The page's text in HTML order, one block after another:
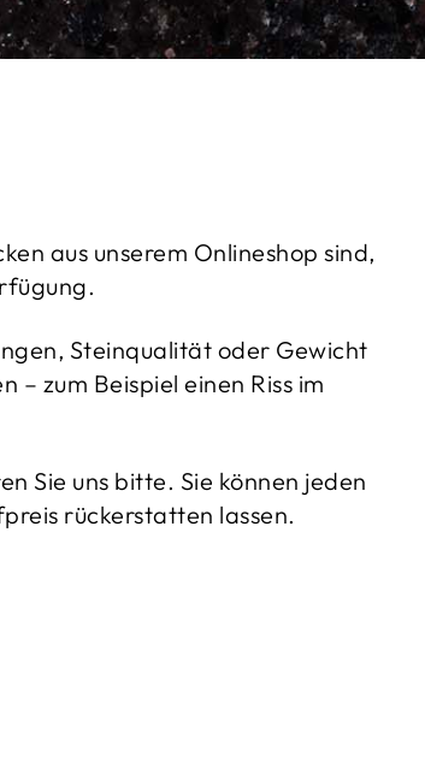
aus unserem Onlineshop sind,
Steinqualität oder Gewicht
zum Beispiel einen Riss im
Sie uns bitte. Sie können jeden
rückerstatten lassen.